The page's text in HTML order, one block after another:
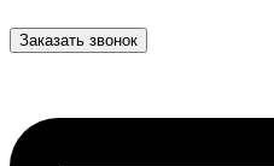
Заказать звонок